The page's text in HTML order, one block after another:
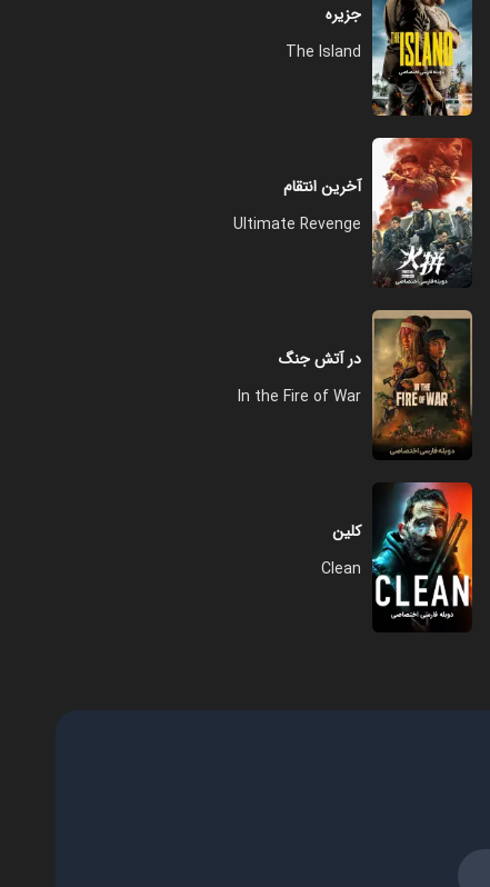
جزیره
The Island
آخرین انتقام
Ultimate Revenge
در آتش جنگ
In the Fire of War
کلین
Clean